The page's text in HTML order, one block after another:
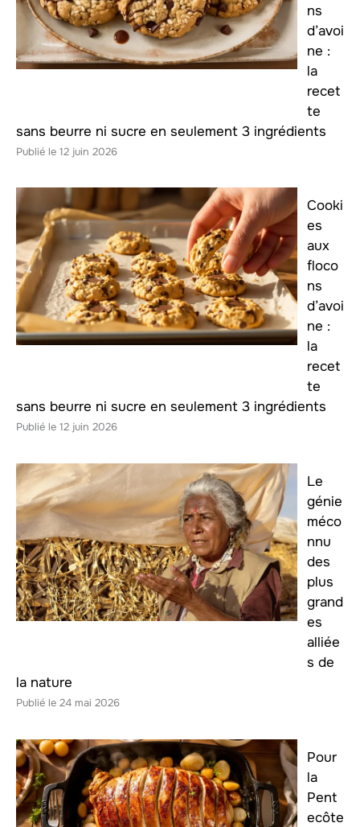
ns
d’avoi
ne :
la
recet
te
sans beurre ni sucre en seulement 3 ingrédients
12 juin 2026
Cooki
es
aux
floco
ns
d’avoi
ne :
la
recet
te
sans beurre ni sucre en seulement 3 ingrédients
12 juin 2026
Le
génie
méco
nnu
des
plus
grand
es
alliée
s de
la nature
24 mai 2026
Pour
la
Pent
ecôte